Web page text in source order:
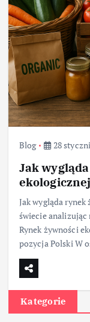
Blog 28
Jak
Jak wygląda
świecie analizując
Rynek żywności
pozycja Polski W
Kategorie